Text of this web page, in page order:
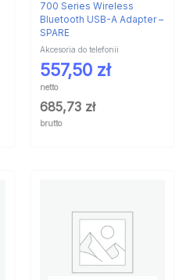
700 Series Wireless
Bluetooth USB-A Adapter –
SPARE
Akcesoria do telefonii
557,50 zł
netto
685,73 zł
brutto